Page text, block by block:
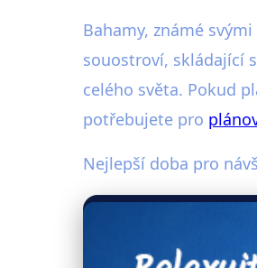
Bahamy, známé
souostroví, skládající
celého světa. Pokud
potřebujete pro
Nejlepší doba pro